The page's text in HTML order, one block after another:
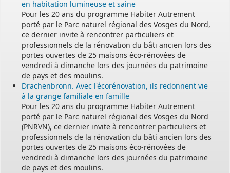
en habitation lumineuse et saine
Pour les 20 ans du programme Habiter Autrement
porté par le Parc naturel régional des Vosges du Nord,
ce dernier invite à rencontrer particuliers et
professionnels de la rénovation du bâti ancien lors des
portes ouvertes de 25 maisons éco-rénovées de
vendredi à dimanche lors des journées du patrimoine
de pays et des moulins.
Drachenbronn. Avec l'écorénovation, ils redonnent vie
à la grange familiale en famille
Pour les 20 ans du programme Habiter Autrement
porté par le Parc naturel régional des Vosges du Nord
(PNRVN), ce dernier invite à rencontrer particuliers et
professionnels de la rénovation du bâti ancien lors des
portes ouvertes de 25 maisons éco-rénovées de
vendredi à dimanche lors des journées du patrimoine
de pays et des moulins.